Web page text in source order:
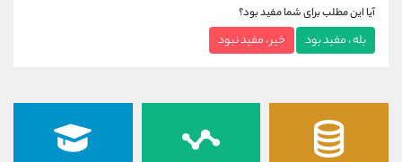
آیا این مطلب برای شما مفید بود؟
بله ، مفید بود خیر ، مفید نبود